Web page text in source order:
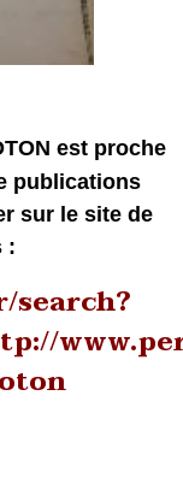
est proche
publications
sur le site de
: